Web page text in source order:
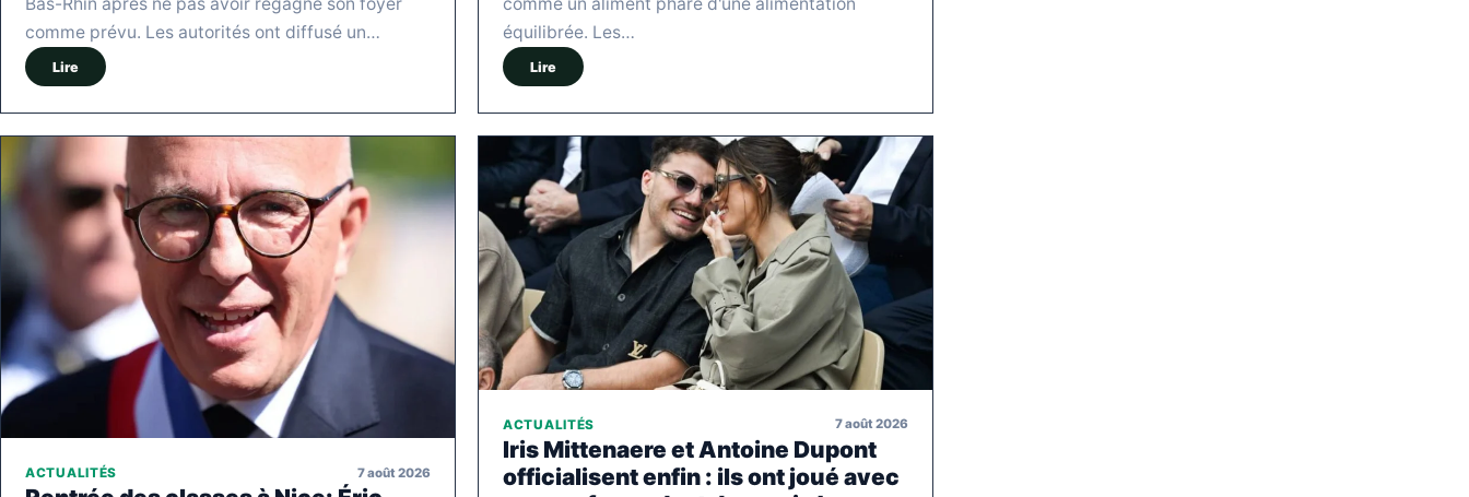
comme prévu. Les autorités ont diffusé un…
Lire
équilibrée. Les…
Lire
ACTUALITÉS 7 août 2026
ACTUALITÉS 7 août 2026
Iris Mittenaere et Antoine Dupont
officialisent enfin : ils ont joué avec